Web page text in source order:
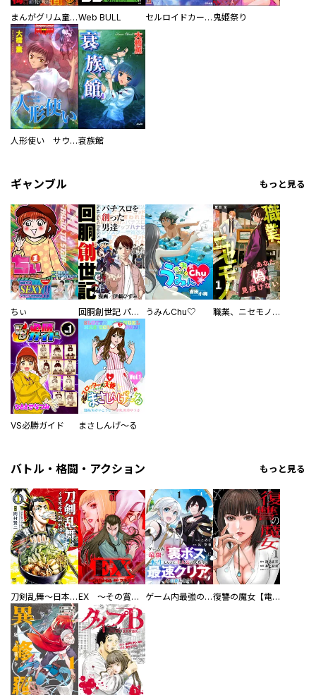
まんがグリム童話Web BULL セルロイドカーニバル 鬼姫祭り
人形使い サウジーネ・サーカス団衰族館
ギャンブル もっと見る
ちぃ 回胴創世記 パチスロを創った男達 うみんChu♡ 職業、ニセモノ～あなたに偽は見抜けない【電子単行本版】
VS必勝ガイド まさしんげ～る
バトル・格闘・アクション もっと見る
刀剣乱舞～日本号つれづれ酒～ EX ～その賞金稼ぎは、世界の出口を探す～【単行本版】 ゲーム内最強の『裏ボス』に転生したので、主人公の代わりに最速クリアを目指します！【電子単行本版】 復讐の魔女【電子単行本版】